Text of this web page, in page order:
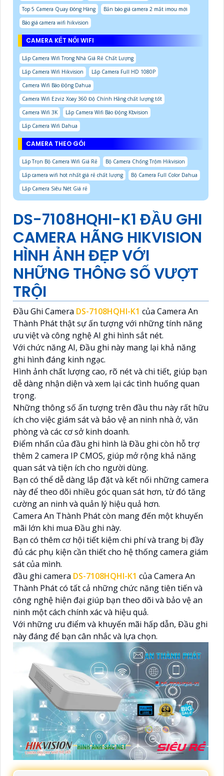
Top 5 Camera Quay Đóng Hàng
Bản báo giá camera 2 mắt imou mới
Báo giá camera wifi hikvision
CAMERA KẾT NỐI WIFI
Lắp Camera Wifi Trong Nhà Giá Rẻ Chất Lượng
Lắp Camera Wifi Hikvision
Lắp Camera Full HD 1080P
Camera Wifi Báo Động Dahua
Camera Wifi Ezviz Xoay 360 Độ Chính Hãng chất lượng tốt
Camera Wifi 3K
Lắp Camera Wifi Báo Động Kbvision
Lắp Camera Wifi Dahua
CAMERA THEO GÓI
Lắp Trọn Bộ Camera Wifi Giá Rẻ
Bộ Camera Chống Trộm Hikvision
Lắp camera wifi hot nhất giá rẻ chất lượng
Bộ Camera Full Color Dahua
Lắp Camera Siêu Nét Giá rẻ
DS-7108HQHI-K1 ĐẦU GHI
CAMERA HÃNG HIKVISION
HÌNH ẢNH ĐẸP VỚI
NHỮNG THÔNG SỐ VƯỢT
TRỘI
Đầu Ghi Camera DS-7108HQHI-K1 của Camera An
Thành Phát thật sự ấn tượng với những tính năng
ưu việt và công nghệ AI ghi hình sắt nét.
Với chức năng AI, Đầu ghi này mang lại khả năng
ghi hình đáng kinh ngạc.
Hình ảnh chất lượng cao, rõ nét và chi tiết, giúp bạn
dễ dàng nhận diện và xem lại các tình huống quan
trọng.
Những thông số ấn tượng trên đầu thu này rất hữu
ích cho việc giám sát và bảo vệ an ninh nhà ở, văn
phòng và các cơ sở kinh doanh.
Điểm nhấn của đầu ghi hình là Đầu ghi còn hỗ trợ
thêm 2 camera IP CMOS, giúp mở rộng khả năng
quan sát và tiện ích cho người dùng.
Bạn có thể dễ dàng lắp đặt và kết nối những camera
này để theo dõi nhiều góc quan sát hơn, từ đó tăng
cường an ninh và quản lý hiệu quả hơn.
Camera An Thành Phát còn mang đến một khuyến
mãi lớn khi mua Đầu ghi này.
Bạn có thêm cơ hội tiết kiệm chi phí và trang bị đầy
đủ các phụ kiện cần thiết cho hệ thống camera giám
sát của mình.
đầu ghi camera DS-7108HQHI-K1 của Camera An
Thành Phát có tất cả những chức năng tiên tiến và
công nghệ hiện đại giúp bạn theo dõi và bảo vệ an
ninh một cách chính xác và hiệu quả.
Với những ưu điểm và khuyến mãi hấp dẫn, Đầu ghi
này đáng để bạn cân nhắc và lựa chọn.